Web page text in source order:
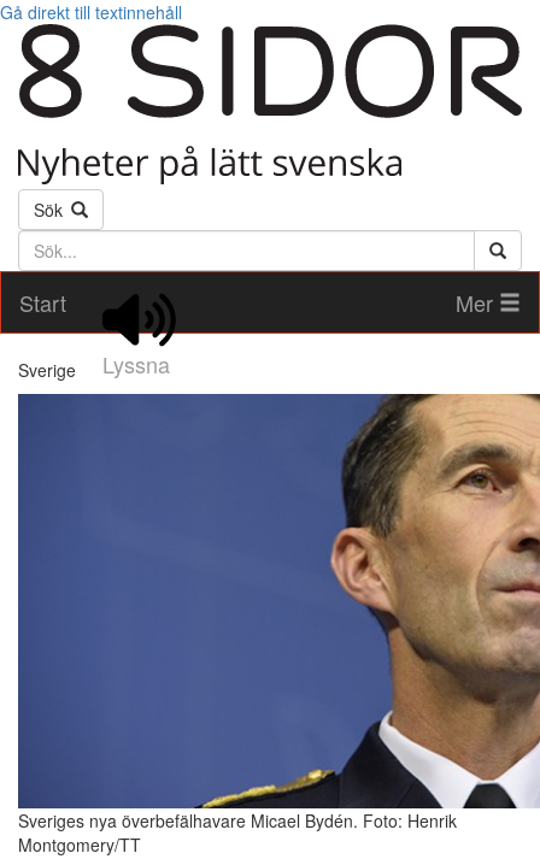
Gå direkt till textinnehåll
Sök
Söktext
Start
Lyssna
Mer
Sverige
Sveriges nya överbefälhavare Micael Bydén. Foto: Henrik
Montgomery/TT